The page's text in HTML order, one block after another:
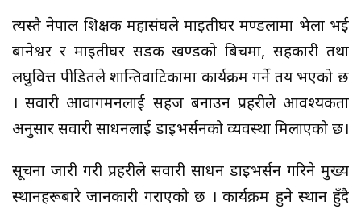
त्यस्तै नेपाल शिक्षक महासंघले माइतीघर मण्डलामा भेला भई
बानेश्वर र माइतीघर सडक खण्डको बिचमा, सहकारी तथा
लघुवित्त पीडितले शान्तिवाटिकामा कार्यक्रम गर्ने तय भएको छ
। सवारी आवागमनलाई सहज बनाउन प्रहरीले आवश्यकता
अनुसार सवारी साधनलाई डाइभर्सनको व्यवस्था मिलाएको छ।
सूचना जारी गरी प्रहरीले सवारी साधन डाइभर्सन गरिने मुख्य
स्थानहरूबारे जानकारी गराएको छ । कार्यक्रम हुने स्थान हुँदै